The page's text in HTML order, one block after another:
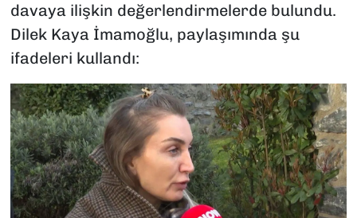
davaya ilişkin değerlendirmelerde bulundu.
Dilek Kaya İmamoğlu, paylaşımında şu
ifadeleri kullandı: